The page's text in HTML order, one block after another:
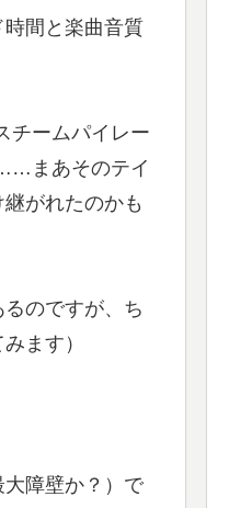
間と楽曲音質
チームパイレー
まあそのテイ
がれたのかも
のですが、ち
ます）
障壁か？）で